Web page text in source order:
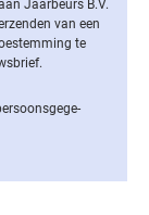
Jaarbeurs B.V.
van een
te